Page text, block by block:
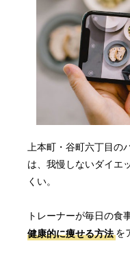
上本町・谷町六丁目の
は、 我慢しないダイエ
くい。
トレーナーが毎日の食
健康的に痩せる方法を